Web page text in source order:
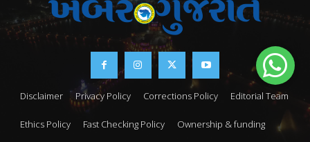
Disclaimer Privacy Policy Corrections Policy Editorial Team
Ethics Policy Fast Checking Policy Ownership & funding